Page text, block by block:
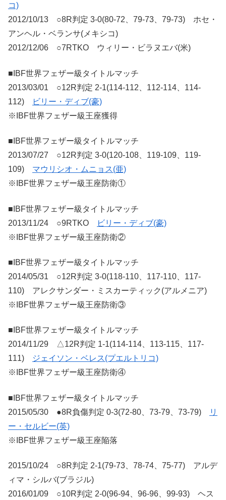
コ)
2012/10/13 ○8R判定 3-0(80-72、79-73、79-73) ホセ・
アンヘル・ベランサ(メキシコ)
2012/12/06 ○7RTKO ウィリー・ビラヌエバ(米)
■IBF世界フェザー級タイトルマッチ
2013/03/01 ○12R判定 2-1(114-112、112-114、114-
112)
ビリー・ディブ(豪)
※IBF世界フェザー級王座獲得
■IBF世界フェザー級タイトルマッチ
2013/07/27 ○12R判定 3-0(120-108、119-109、119-
109) マウリシオ・ムニョス(亜)
※IBF世界フェザー級王座防衛①
■IBF世界フェザー級タイトルマッチ
2013/11/24 ○9RTKO
ビリー・ディブ(豪)
※IBF世界フェザー級王座防衛②
■IBF世界フェザー級タイトルマッチ
2014/05/31 ○12R判定 3-0(118-110、117-110、117-
110) アレクサンダー・ミスカーティック(アルメニア)
※IBF世界フェザー級王座防衛③
■IBF世界フェザー級タイトルマッチ
2014/11/29 △12R判定 1-1(114-114、113-115、117-
111)
ジェイソン・ベレス(プエルトリコ)
※IBF世界フェザー級王座防衛④
■IBF世界フェザー級タイトルマッチ
2015/05/30 ●8R負傷判定 0-3(72-80、73-79、73-79)
リ
ー・セルビー(英)
※IBF世界フェザー級王座陥落
2015/10/24 ○8R判定 2-1(79-73、78-74、75-77) アルデ
ィマ・シルバ(ブラジル)
2016/01/09 ○10R判定 2-0(96-94、96-96、99-93) ヘス